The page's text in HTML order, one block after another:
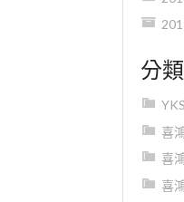
分類
喜
喜
喜